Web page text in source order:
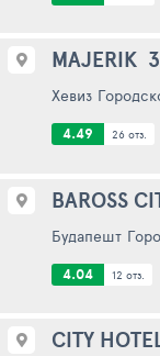
MAJERIK
Хевиз
4.49
26 отз.
BAROSS
Будапешт
4.04
12 отз.
CITY